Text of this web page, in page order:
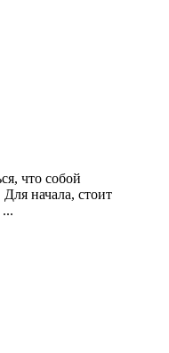
что собой
Для начала, стоит